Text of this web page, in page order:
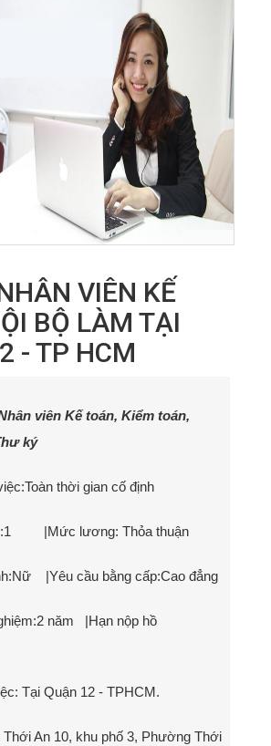
VIÊN KẾ
BỘ LÀM TẠI
- TP HCM
viên Kế toán, Kiểm toán,
ký
thời gian cố định
|Mức lương: Thỏa thuận
|Yêu cầu bằng cấp:Cao đẳng
năm |Hạn nộp hồ
Tại Quận 12 - TPHCM.
An 10, khu phố 3, Phường Thới